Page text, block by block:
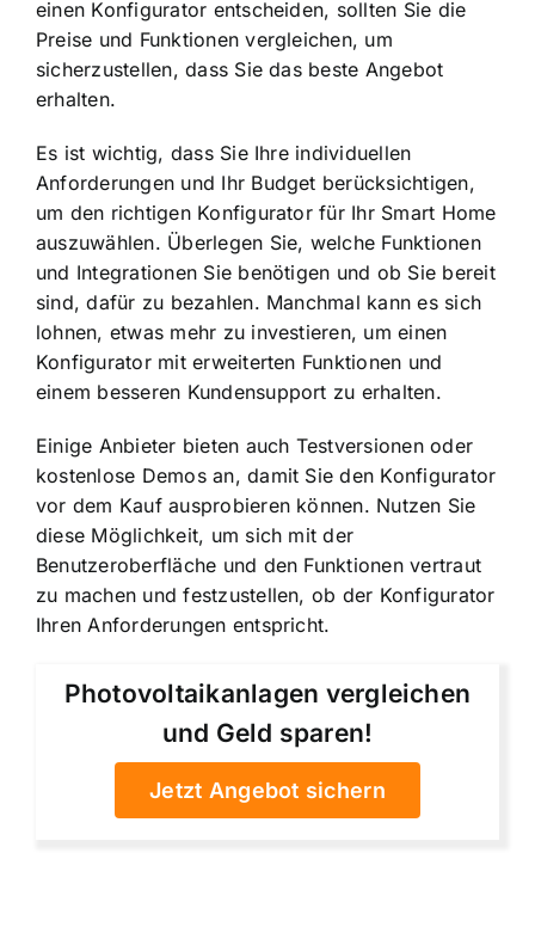
einen Konfigurator entscheiden, sollten Sie die
Preise und Funktionen vergleichen, um
sicherzustellen, dass Sie das beste Angebot
erhalten.
Es ist wichtig, dass Sie Ihre individuellen
Anforderungen und Ihr Budget berücksichtigen,
um den richtigen Konfigurator für Ihr Smart Home
auszuwählen. Überlegen Sie, welche Funktionen
und Integrationen Sie benötigen und ob Sie bereit
sind, dafür zu bezahlen. Manchmal kann es sich
lohnen, etwas mehr zu investieren, um einen
Konfigurator mit erweiterten Funktionen und
einem besseren Kundensupport zu erhalten.
Einige Anbieter bieten auch Testversionen oder
kostenlose Demos an, damit Sie den Konfigurator
vor dem Kauf ausprobieren können. Nutzen Sie
diese Möglichkeit, um sich mit der
Benutzeroberfläche und den Funktionen vertraut
zu machen und festzustellen, ob der Konfigurator
Ihren Anforderungen entspricht.
Photovoltaikanlagen vergleichen
und Geld sparen!
Jetzt Angebot sichern